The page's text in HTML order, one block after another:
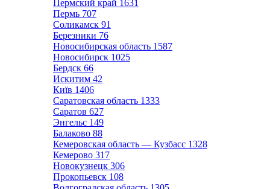
Пермский край 1631
Пермь 707
Соликамск 91
Березники 76
Новосибирская область 1587
Новосибирск 1025
Бердск 66
Искитим 42
Київ 1406
Саратовская область 1333
Саратов 627
Энгельс 149
Балаково 88
Кемеровская область — Кузбасс 1328
Кемерово 317
Новокузнецк 306
Прокопьевск 108